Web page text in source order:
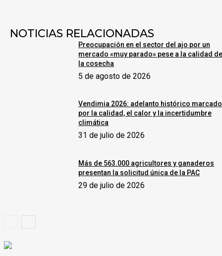
NOTICIAS RELACIONADAS
Preocupación en el sector del ajo por un
mercado «muy parado» pese a la calidad
la cosecha
5 de agosto de 2026
Vendimia 2026: adelanto histórico marcado
por la calidad, el calor y la incertidumbre
climática
31 de julio de 2026
Más de 563.000 agricultores y ganaderos
presentan la solicitud única de la PAC
29 de julio de 2026